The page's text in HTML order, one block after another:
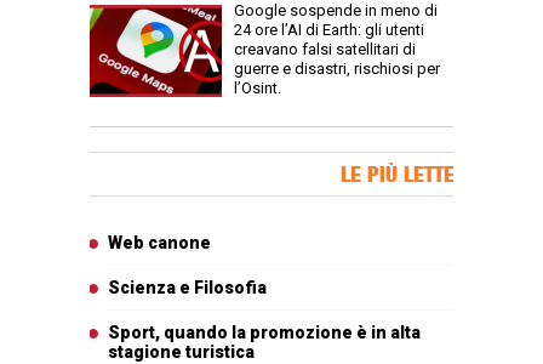
Google sospende in meno di
24 ore l’AI di Earth: gli utenti
creavano falsi satellitari di
guerre e disastri, rischiosi per
l’Osint.
LE PIÙ LETTE
Web canone
Scienza e Filosofia
Sport, quando la promozione è in alta
stagione turistica